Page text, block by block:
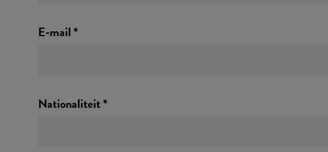
E-mail *
Nationaliteit *